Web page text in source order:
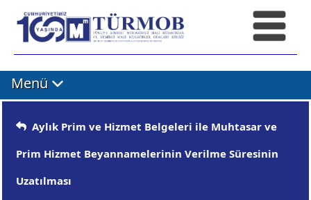
Menü
Aylık Prim ve Hizmet Belgeleri ile Muhtasar ve
Prim Hizmet Beyannamelerinin Verilme Süresinin
Uzatılması